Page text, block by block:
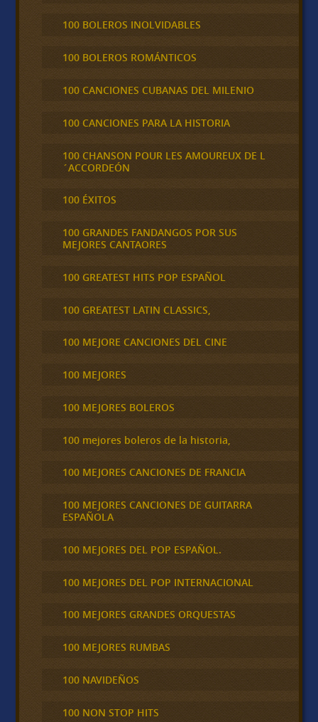
100 BOLEROS INOLVIDABLES
100 BOLEROS ROMÁNTICOS
100 CANCIONES CUBANAS DEL MILENIO
100 CANCIONES PARA LA HISTORIA
100 CHANSON POUR LES AMOUREUX DE L
´ACCORDEÓN
100 ÉXITOS
100 GRANDES FANDANGOS POR SUS
MEJORES CANTAORES
100 GREATEST HITS POP ESPAÑOL
100 GREATEST LATIN CLASSICS,
100 MEJORE CANCIONES DEL CINE
100 MEJORES
100 MEJORES BOLEROS
100 mejores boleros de la historia,
100 MEJORES CANCIONES DE FRANCIA
100 MEJORES CANCIONES DE GUITARRA
ESPAÑOLA
100 MEJORES DEL POP ESPAÑOL.
100 MEJORES DEL POP INTERNACIONAL
100 MEJORES GRANDES ORQUESTAS
100 MEJORES RUMBAS
100 NAVIDEÑOS
100 NON STOP HITS